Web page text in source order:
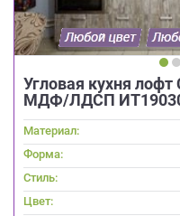
Угловая кухня
МДФ/ЛДСП
Материал:
Форма:
Стиль:
Цвет: